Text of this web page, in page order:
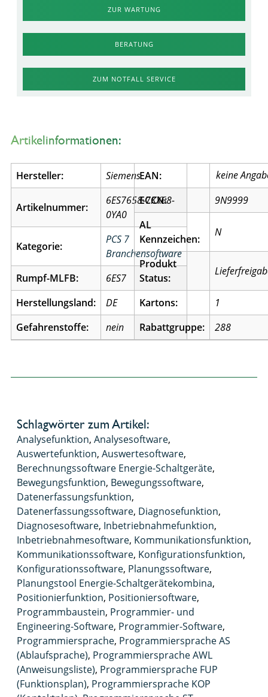
ZUR WARTUNG
BERATUNG
ZUM NOTFALL SERVICE
Artikelinformationen:
Hersteller: Siemens
Artikelnummer:
6ES7658-7KX68-
0YA0
Kategorie:
PCS 7
Branchensoftware
Rumpf-MLFB:
6ES7
Herstellungsland:
DE
Gefahrenstoffe:
nein
EAN:
ECCN:
9N9999
AL
Kennzeichen:
N
Produkt
Status:
Kartons:
1
Rabattgruppe:
288
Schlagwörter zum Artikel:
Analysefunktion, Analysesoftware,
Auswertefunktion, Auswertesoftware,
Berechnungssoftware Energie-Schaltgeräte,
Bewegungsfunktion, Bewegungssoftware,
Datenerfassungsfunktion,
Datenerfassungssoftware, Diagnosefunktion,
Diagnosesoftware, Inbetriebnahmefunktion,
Inbetriebnahmesoftware, Kommunikationsfunktion,
Kommunikationssoftware, Konfigurationsfunktion,
Konfigurationssoftware, Planungssoftware,
Planungstool Energie-Schaltgerätekombina,
Positionierfunktion, Positioniersoftware,
Programmbaustein, Programmier- und
Engineering-Software, Programmier-Software,
Programmiersprache, Programmiersprache AS
(Ablaufsprache), Programmiersprache AWL
(Anweisungsliste), Programmiersprache FUP
(Funktionsplan), Programmiersprache KOP